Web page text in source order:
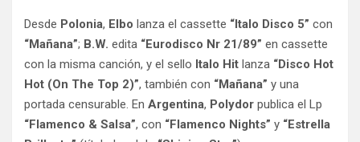
Desde Polonia, Elbo lanza el cassette “Italo Disco 5” con
“Mañana”; B.W. edita “Eurodisco Nr 21/89” en cassette
con la misma canción, y el sello Italo Hit lanza “Disco Hot
Hot (On The Top 2)”, también con “Mañana” y una
portada censurable. En Argentina, Polydor publica el Lp
“Flamenco & Salsa”, con “Flamenco Nights” y “Estrella